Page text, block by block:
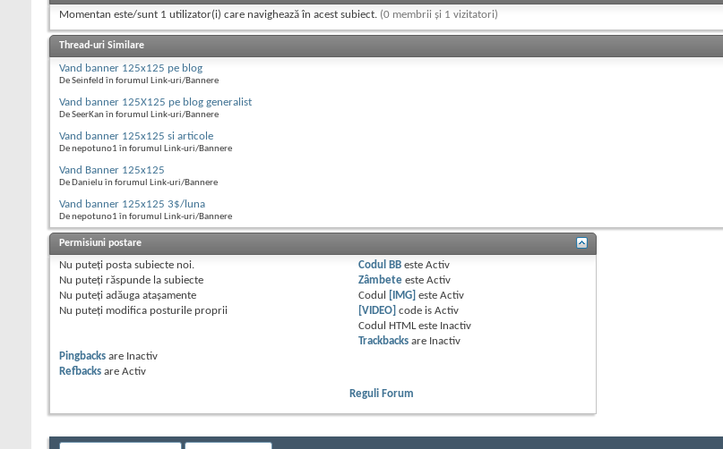
Momentan este/sunt 1 utilizator(i) care navighează în acest subiect. (0 membrii și 1 vizitatori)
Thread-uri Similare
Vand banner 125x125 pe blog
De Seinfeld în forumul Link-uri/Bannere
Vand banner 125X125 pe blog generalist
De SeerKan în forumul Link-uri/Bannere
Vand banner 125x125 si articole
De nepotuno1 în forumul Link-uri/Bannere
Vand Banner 125x125
De Danielu în forumul Link-uri/Bannere
Vand banner 125x125 3$/luna
De nepotuno1 în forumul Link-uri/Bannere
Permisiuni postare
Nu puteţi posta subiecte noi.
Nu puteţi răspunde la subiecte
Nu puteţi adăuga ataşamente
Nu puteţi modifica posturile proprii
Codul BB esteActiv
Zâmbete esteActiv
Codul
[IMG] esteActiv
[VIDEO] code isActiv
Codul HTML este Inactiv
Trackbacks are Inactiv
Pingbacks are Inactiv
Refbacks are Activ
Reguli Forum